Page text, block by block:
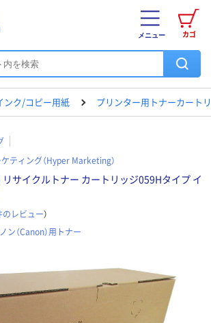
カゴ
メニュー
ンク/コピー用紙 プリンター用トナーカート
ティング（Hyper Marketing）
リサイクルトナー カートリッジ059Hタイプ イ
のレビュー）
ン（Canon）用トナー